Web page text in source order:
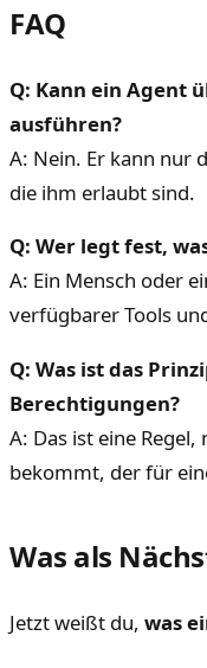
FAQ
Q: Kann ein Agent
ausführen?
A: Nein. Er kann nur
die ihm erlaubt sind.
Q: Wer legt fest,
A: Ein Mensch oder
verfügbarer Tools
Q: Was ist das
Berechtigungen?
A: Das ist eine
bekommt, der für
Was als
Jetzt weißt du, was